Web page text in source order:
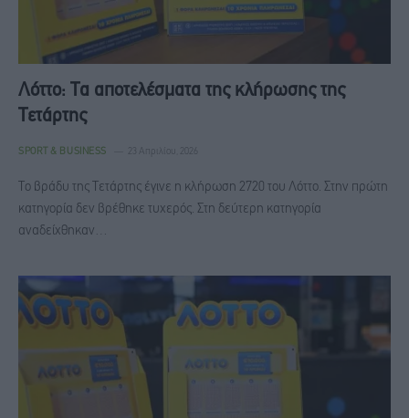
Λόττο: Τα αποτελέσματα της κλήρωσης της
Τετάρτης
SPORT & BUSINESS 23 Απριλίου, 2026
Το βράδυ της Τετάρτης έγινε η κλήρωση 2720 του Λόττο. Στην πρώτη
κατηγορία δεν βρέθηκε τυχερός. Στη δεύτερη κατηγορία
αναδείχθηκαν…